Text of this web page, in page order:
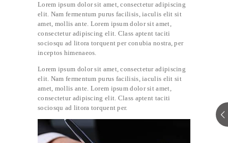
Lorem ipsum dolor sit amet, consectetur adipiscing
elit. Nam fermentum purus facilisis, iaculis elit sit
amet, mollis ante. Lorem ipsum dolor sit amet,
consectetur adipiscing elit. Class aptent taciti
sociosqu ad litora torquent per conubia nostra, per
inceptos himenaeos.
Lorem ipsum dolor sit amet, consectetur adipiscing
elit. Nam fermentum purus facilisis, iaculis elit sit
amet, mollis ante. Lorem ipsum dolor sit amet,
consectetur adipiscing elit. Class aptent taciti
sociosqu ad litora torquent per.